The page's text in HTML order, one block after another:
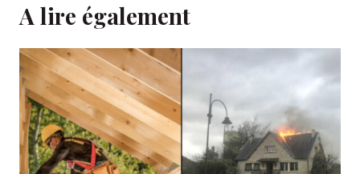
A lire également